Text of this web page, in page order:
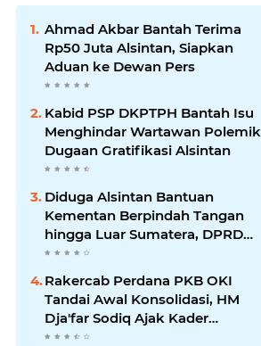
Ahmad Akbar Bantah Terima
Rp50 Juta Alsintan, Siapkan
Aduan ke Dewan Pers
Kabid PSP DKPTPH Bantah Isu
Menghindar Wartawan Polemik
Dugaan Gratifikasi Alsintan
Diduga Alsintan Bantuan
Kementan Berpindah Tangan
hingga Luar Sumatera, DPRD
Sumsel Minta Aparat Usut
Rakercab Perdana PKB OKI
Tandai Awal Konsolidasi, HM
Dja'far Sodiq Ajak Kader
Tinggalkan Dinamika Internal